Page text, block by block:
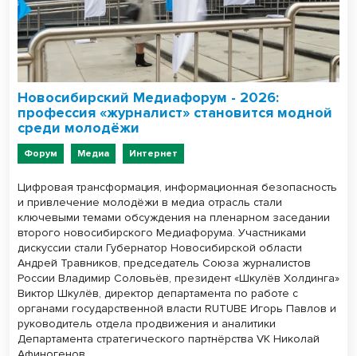
Новосибирский Медиафорум - 2026:
профессия «журналист» становится модной
среди молодёжи
Форум Медиа Интернет
Цифровая трансформация, информационная безопасность
и привлечение молодёжи в медиа отрасль стали
ключевыми темами обсуждения на пленарном заседании
второго новосибирского Медиафорума. Участниками
дискуссии стали Губернатор Новосибирской области
Андрей Травников, председатель Союза журналистов
России Владимир Соловьёв, президент «Шкулёв Холдинга»
Виктор Шкулёв, директор департамента по работе с
органами государственной власти RUTUBE Игорь Павлов и
руководитель отдела продвижения и аналитики
Департамента стратегического партнёрства VK Николай